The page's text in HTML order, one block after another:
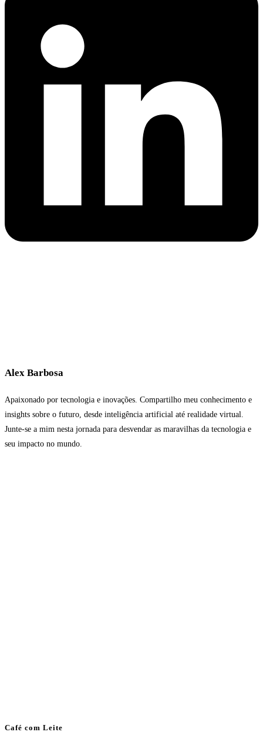
Alex Barbosa
Apaixonado por tecnologia e inovações. Compartilho meu conhecimento e
insights sobre o futuro, desde inteligência artificial até realidade virtual.
Junte-se a mim nesta jornada para desvendar as maravilhas da tecnologia e
seu impacto no mundo.
Café com Leite